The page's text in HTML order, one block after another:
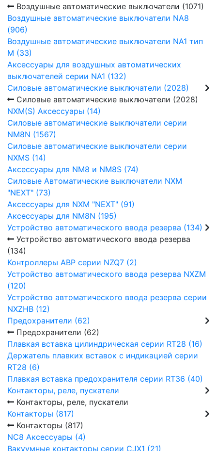
Воздушные автоматические выключатели (1071)
Воздушные автоматические выключатели NA8
(906)
Воздушные автоматические выключатели NA1 тип
М (33)
Аксессуары для воздушных автоматических
выключателей серии NA1 (132)
Силовые автоматические выключатели (2028)
Силовые автоматические выключатели (2028)
NXM(S) Аксессуары (14)
Силовые автоматические выключатели серии
NM8N (1567)
Силовые автоматические выключатели серии
NXMS (14)
Аксессуары для NM8 и NM8S (74)
Силовые Автоматические выключатели NXM
"NEXT" (73)
Аксессуары для NXM "NEXT" (91)
Аксессуары для NM8N (195)
Устройство автоматического ввода резерва (134)
Устройство автоматического ввода резерва
(134)
Контроллеры АВР серии NZQ7 (2)
Устройство автоматического ввода резерва NXZM
(120)
Устройство автоматического ввода резерва серии
NXZHB (12)
Предохранители (62)
Предохранители (62)
Плавкая вставка цилиндрическая серии RT28 (16)
Держатель плавких вставок с индикацией серии
RT28 (6)
Плавкая вставка предохранителя серии RT36 (40)
Контакторы, реле, пускатели
Контакторы, реле, пускатели
Контакторы (817)
Контакторы (817)
NC8 Аксессуары (4)
Вакуумные контакторы серии CJX1 (21)